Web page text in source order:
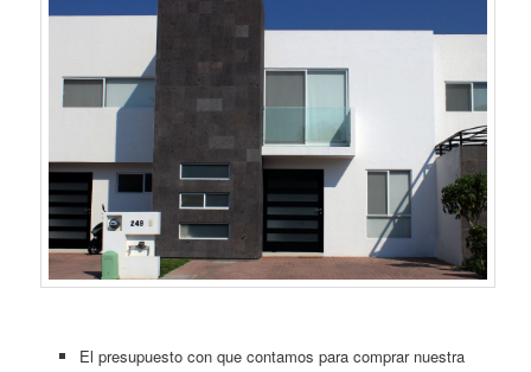
El presupuesto con que contamos para comprar nuestra